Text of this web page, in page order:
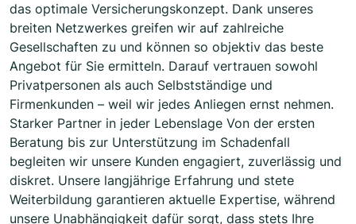
das optimale Versicherungskonzept. Dank unseres
breiten Netzwerkes greifen wir auf zahlreiche
Gesellschaften zu und können so objektiv das beste
Angebot für Sie ermitteln. Darauf vertrauen sowohl
Privatpersonen als auch Selbstständige und
Firmenkunden – weil wir jedes Anliegen ernst nehmen.
Starker Partner in jeder Lebenslage Von der ersten
Beratung bis zur Unterstützung im Schadenfall
begleiten wir unsere Kunden engagiert, zuverlässig und
diskret. Unsere langjährige Erfahrung und stete
Weiterbildung garantieren aktuelle Expertise, während
unsere Unabhängigkeit dafür sorgt, dass stets Ihre